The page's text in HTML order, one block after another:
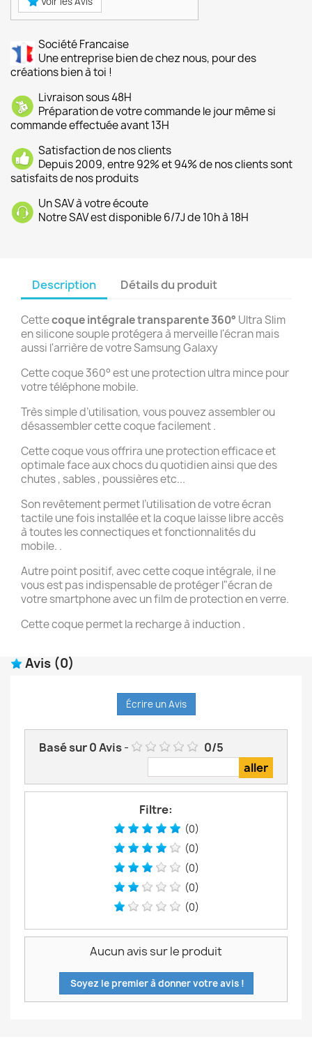
Société Francaise
Une entreprise bien de chez nous, pour des
créations bien à toi !
Livraison sous 48H
Préparation de votre commande le jour même si
commande effectuée avant 13H
Satisfaction de nos clients
Depuis 2009, entre 92% et 94% de nos clients sont
satisfaits de nos produits
Un SAV à votre écoute
Notre SAV est disponible 6/7J de 10h à 18H
Description Détails du produit
Cettecoque intégrale transparente 360° Ultra Slim
en silicone souple protégera à merveille l'écran mais
aussi l'arrière de votre Samsung Galaxy
Cette coque 360° est une protection ultra mince pour
votre téléphone mobile.
Très simple d’utilisation, vous pouvez assembler ou
désassembler cette coque facilement .
Cette coque vous offrira une protection efficace et
optimale face aux chocs du quotidien ainsi que des
chutes , sables , poussières etc...
Son revêtement permet l’utilisation de votre écran
tactile une fois installée et la coque laisse libre accès
à toutes les connectiques et fonctionnalités du
mobile. .
Autre point positif, avec cette coque intégrale, il ne
vous est pas indispensable de protéger l"écran de
votre smartphone avec un film de protection en verre.
Cette coque permet la recharge à induction .
Avis (0)
Écrire un Avis
Basé sur0Avis- 0/5
Filtre:
(0)
(0)
(0)
(0)
(0)
Aucun avis sur le produit
Soyez le premier à donner votre avis !